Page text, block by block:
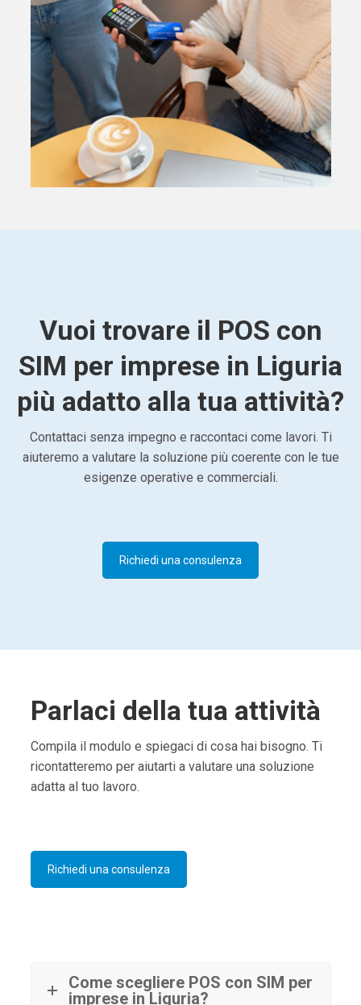
Vuoi trovare il POS con
SIM per imprese in Liguria
più adatto alla tua attività?
Contattaci senza impegno e raccontaci come lavori. Ti
aiuteremo a valutare la soluzione più coerente con le tue
esigenze operative e commerciali.
Richiedi una consulenza
Parlaci della tua attività
Compila il modulo e spiegaci di cosa hai bisogno. Ti
ricontatteremo per aiutarti a valutare una soluzione
adatta al tuo lavoro.
Richiedi una consulenza
Come scegliere POS con SIM per
imprese in Liguria?